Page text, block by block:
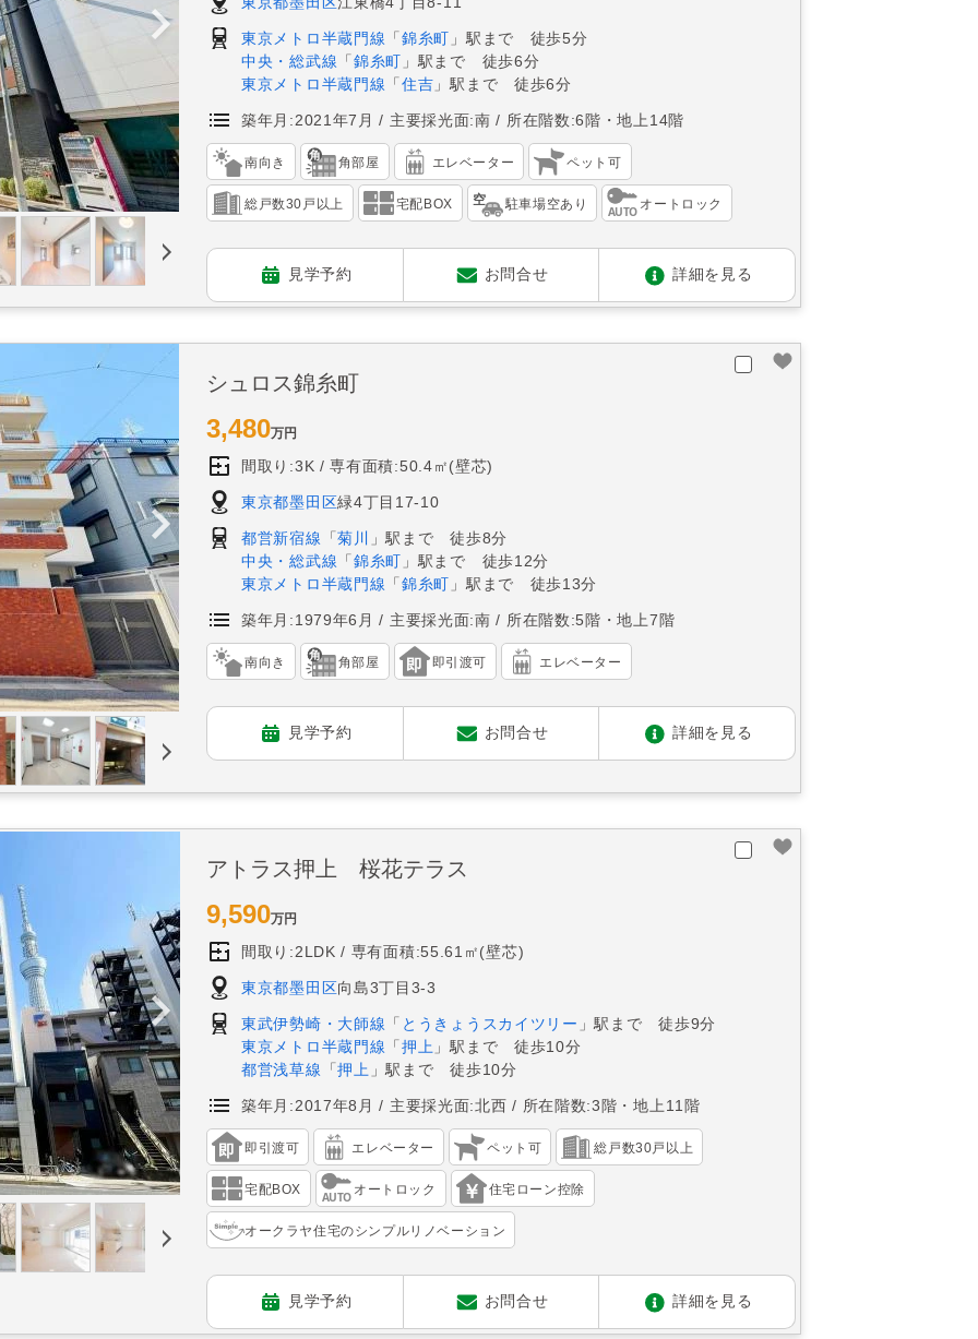
東京メトロ半蔵門線 「錦糸町 」駅まで 徒歩5分
中央・総武線 「 錦糸町 」駅まで 徒歩6分
東京メトロ半蔵門線 「住吉 」駅まで 徒歩6分
築年月:2021年7月 主要採光面:南 所在階数:6階・地上14階
南向き 角部屋 エレベーター ペット可
総戸数30戸以上 宅配BOX 駐車場空あり オートロック
見学予約 お問合せ 詳細を見る
シュロス錦糸町
3,480万円
間取り:3K 専有面積:50.4㎡(壁芯)
東京都墨田区緑4丁目17-10
都営新宿線 「菊川
」駅まで 徒歩8分
中央・総武線 「 錦糸町 」駅まで 徒歩12分
東京メトロ半蔵門線 「錦糸町 」駅まで 徒歩13分
築年月:1979年6月 主要採光面:南 所在階数:5階・地上7階
南向き 角部屋 即引渡可 エレベーター
見学予約 お問合せ 詳細を見る
アトラス押上 桜花テラス
9,590万円
間取り:2LDK 専有面積:55.61㎡(壁芯)
東京都墨田区向島3丁目3-3
東武伊勢崎・大師線 「 とうきょうスカイツリー 」駅まで 徒歩9分
東京メトロ半蔵門線 「押上 」駅まで 徒歩10分
都営浅草線 「押上 」駅まで 徒歩10分
築年月:2017年8月 主要採光面:北西 所在階数:3階・地上11階
即引渡可 エレベーター ペット可 総戸数30戸以上
宅配BOX オートロック 住宅ローン控除
オークラヤ住宅のシンプルリノベーション
見学予約 お問合せ 詳細を見る